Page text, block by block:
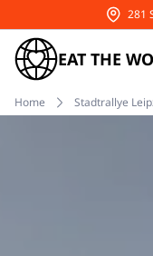
15%
EAT THE
Home Stadtrallye